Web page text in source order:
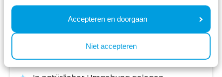
Accepteren en doorgaan
Niet accepteren
Resort de Brabantse Kempen